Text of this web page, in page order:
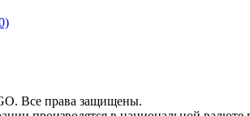
. Все права защищены.